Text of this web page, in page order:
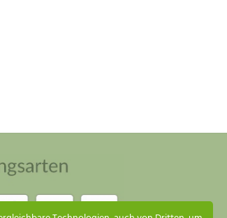
– ich antworte so schnell wie möglich